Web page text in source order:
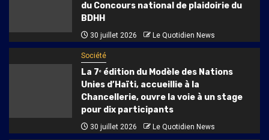
du Concours national de plaidoirie du
BDHH
30 juillet 2026 Le Quotidien News
Société
La 7ᵉ édition du Modèle des Nations
Unies d’Haïti, accueillie à la
Chancellerie, ouvre la voie à un stage
pour dix participants
30 juillet 2026 Le Quotidien News